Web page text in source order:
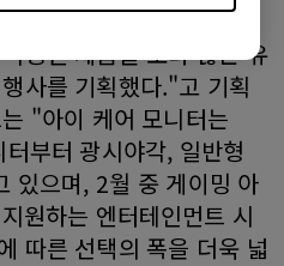
인원 팀장은 "벤큐의 독
용된 제품을 보다 많은 유
사를 기획했다."고 기획
"아이 케어 모니터는
부터 광시야각, 일반형
있으며, 2월 중 게이밍 아
원하는 엔터테인먼트 시
따른 선택의 폭을 더욱 넓